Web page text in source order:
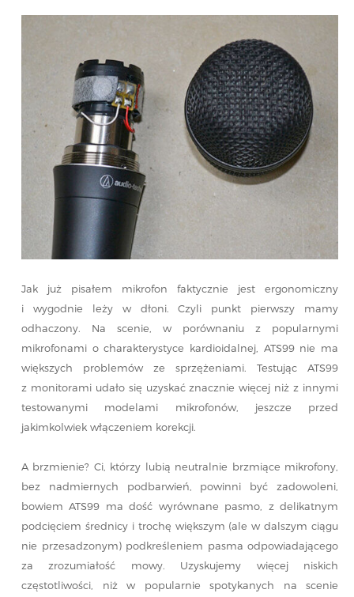
Jak już pisałem mikrofon faktycznie jest ergonomiczny
i wygodnie leży w dłoni. Czyli punkt pierwszy mamy
odhaczony. Na scenie, w porównaniu z popularnymi
mikrofonami o charakterystyce kardioidalnej,
ATS99 nie ma
większych problemów ze sprzężeniami. Testując ATS99
z monitorami udało się uzyskać znacznie więcej niż z innymi
testowanymi modelami mikrofonów, jeszcze przed
jakimkolwiek włączeniem korekcji.
A brzmienie? Ci, którzy lubią neutralnie brzmiące mikrofony,
bez nadmiernych podbarwień, powinni być zadowoleni,
bowiem ATS99 ma dość wyrównane pasmo, z delikatnym
podcięciem średnicy i trochę większym (ale w dalszym ciągu
nie przesadzonym) podkreśleniem pasma odpowiadającego
za zrozumiałość mowy. Uzyskujemy więcej niskich
częstotliwości, niż w popularnie spotykanych na scenie